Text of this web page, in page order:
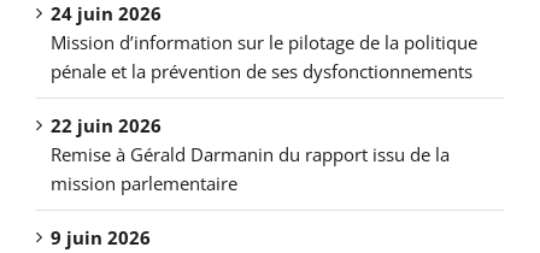
24 juin 2026
Mission d’information sur le pilotage de la politique
pénale et la prévention de ses dysfonctionnements
22 juin 2026
Remise à Gérald Darmanin du rapport issu de la
mission parlementaire
9 juin 2026